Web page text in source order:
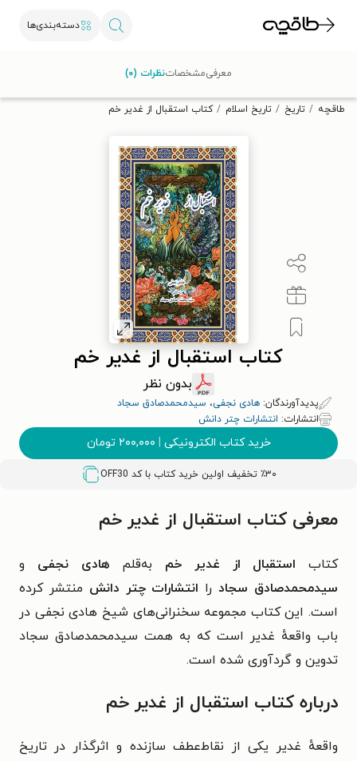
دسته‌بندی‌ها
تخفیف از طاقچه دریافت کن.
طاقچه تاریخ تاریخ اسلام کتاب استقبال از غدیر خم
کتاب استقبال از غدیر خم
بدون نظر
پدیدآورندگان: هادی نجفی، سیدمحمدصادق سجاد
انتشارات: انتشارات چتر دانش
خرید کتاب الکترونیکی | ۲۰۰,۰۰۰ تومان
٪۳۰ تخفیف اولین خرید کتاب با کد OFF30
معرفیمشخصاتنظرات (۰)
معرفی کتاب استقبال از غدیر خم
کتاب استقبال از غدیر خم به‌قلم هادی نجفی و
سیدمحمدصادق سجاد را انتشارات چتر دانش منتشر کرده
است. این کتاب مجموعه سخنرانی‌های شیخ هادی نجفی در
باب واقعهٔ غدیر است که به همت سیدمحمدصادق سجاد
تدوین و گردآوری شده است.
درباره کتاب استقبال از غدیر خم
واقعهٔ غدیر یکی از نقاط‌عطف سازنده و اثرگذار در تاریخ